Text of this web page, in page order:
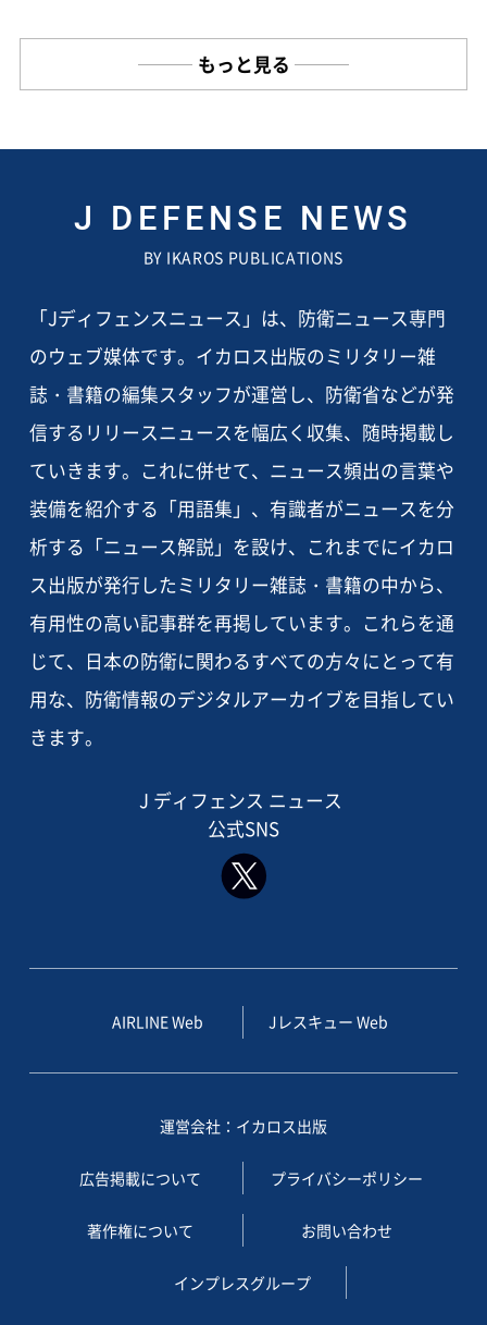
もっと見る
J DEFENSE NEWS
BY IKAROS PUBLICATIONS
「Jディフェンスニュース」は、防衛ニュース専門
のウェブ媒体です。イカロス出版のミリタリー雑
誌・書籍の編集スタッフが運営し、防衛省などが発
信するリリースニュースを幅広く収集、随時掲載し
ていきます。これに併せて、ニュース頻出の言葉や
装備を紹介する「用語集」、有識者がニュースを分
析する「ニュース解説」を設け、これまでにイカロ
ス出版が発行したミリタリー雑誌・書籍の中から、
有用性の高い記事群を再掲しています。これらを通
じて、日本の防衛に関わるすべての方々にとって有
用な、防衛情報のデジタルアーカイブを目指してい
きます。
J ディフェンス ニュース
公式SNS
AIRLINE Web Jレスキュー Web
運営会社：イカロス出版
広告掲載について プライバシーポリシー
著作権について お問い合わせ
インプレスグループ